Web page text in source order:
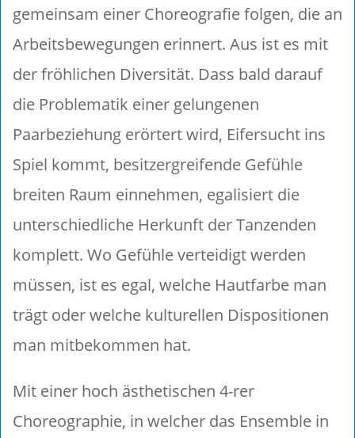
gemeinsam einer Choreografie folgen, die an
Arbeitsbewegungen erinnert. Aus ist es mit
der fröhlichen Diversität. Dass bald darauf
die Problematik einer gelungenen
Paarbeziehung erörtert wird, Eifersucht ins
Spiel kommt, besitzergreifende Gefühle
breiten Raum einnehmen, egalisiert die
unterschiedliche Herkunft der Tanzenden
komplett. Wo Gefühle verteidigt werden
müssen, ist es egal, welche Hautfarbe man
trägt oder welche kulturellen Dispositionen
man mitbekommen hat.
Mit einer hoch ästhetischen 4-rer
Choreographie, in welcher das Ensemble in